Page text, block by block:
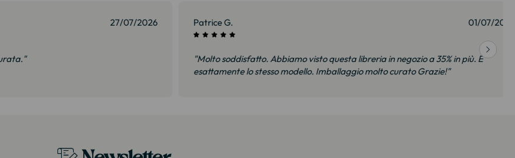
27/07/2026 Patrice G. 01/07/2026
"Molto soddisfatto. Abbiamo visto questa libreria in negozio a 35% in più. È
esattamente lo stesso modello. Imballaggio molto curato Grazie!"